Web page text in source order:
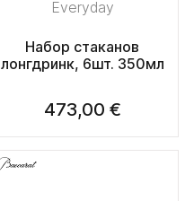
Everyday
Набор стаканов
лонгдринк, 6шт. 350мл
473,00 €